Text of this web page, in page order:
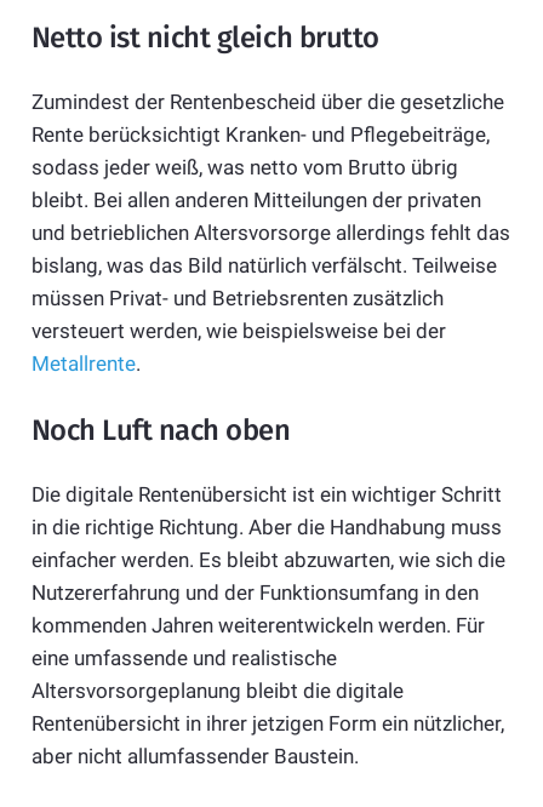
Netto ist nicht gleich brutto
Zumindest der Rentenbescheid über die gesetzliche
Rente berücksichtigt Kranken- und Pflegebeiträge,
sodass jeder weiß, was netto vom Brutto übrig
bleibt. Bei allen anderen Mitteilungen der privaten
und betrieblichen Altersvorsorge allerdings fehlt das
bislang, was das Bild natürlich verfälscht. Teilweise
müssen Privat- und Betriebsrenten zusätzlich
versteuert werden, wie beispielsweise bei der
Metallrente.
Noch Luft nach oben
Die digitale Rentenübersicht ist ein wichtiger Schritt
in die richtige Richtung. Aber die Handhabung muss
einfacher werden. Es bleibt abzuwarten, wie sich die
Nutzererfahrung und der Funktionsumfang in den
kommenden Jahren weiterentwickeln werden. Für
eine umfassende und realistische
Altersvorsorgeplanung bleibt die digitale
Rentenübersicht in ihrer jetzigen Form ein nützlicher,
aber nicht allumfassender Baustein.